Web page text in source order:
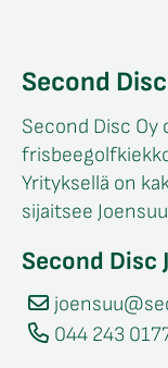
Second
Second Disc Oy
Yrityksellä on
sijaitsee
Second Disc
044 243